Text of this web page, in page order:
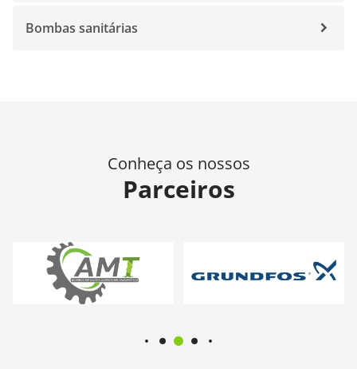
Bombas sanitárias
Conheça os nossos
Parceiros